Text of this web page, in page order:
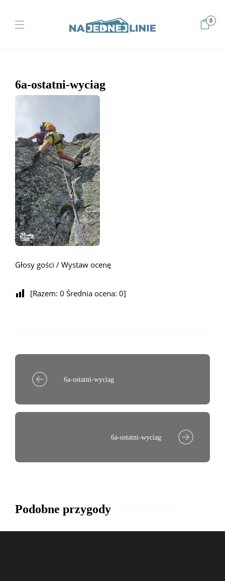
0
6a-ostatni-wyciag 6a-ostatni-wyciag
6a-ostatni-wyciag
Głosy gości / Wystaw ocenę
[Razem: 0 Średnia ocena: 0]
6a-ostatni-wyciag
6a-ostatni-wyciag
Podobne przygody